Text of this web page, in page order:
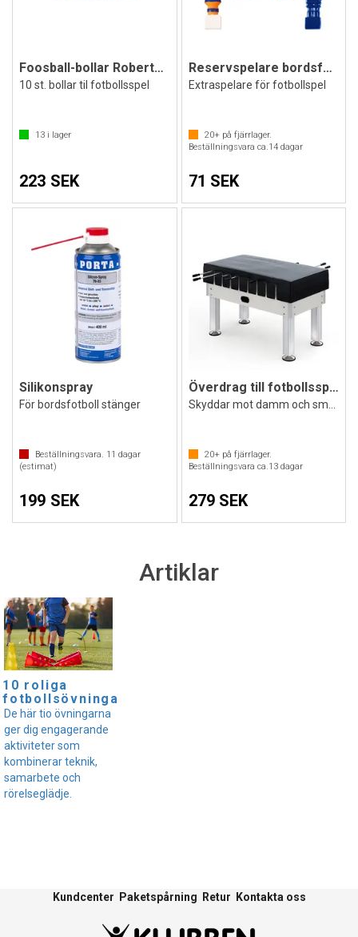
Foosball-bollar Robertson | 35 mm
10 st. bollar til fotbollsspel
13 i lager
223 SEK
Reservspelare bordsfotboll
Extraspelare för fotbollspel
20+på fjärrlager.
Beställningsvara ca.14dagar
71 SEK
Silikonspray
För bordsfotboll stänger
Beställningsvara. 11 dagar
(estimat)
199 SEK
Överdrag till fotbollsspel
20+på fjärrlager.
Beställningsvara ca.13dagar
279 SEK
Artiklar
10 roliga
fotbollsövningar
De här tio övningarna
ger dig engagerande
aktiviteter som
kombinerar teknik,
samarbete och
rörelseglädje.
Kundcenter Paketspårning Retur Kontakta oss